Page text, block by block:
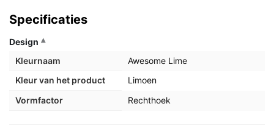
Specificaties
Design
Kleurnaam
Awesome Lime
Kleur van het product
Limoen
Vormfactor
Rechthoek